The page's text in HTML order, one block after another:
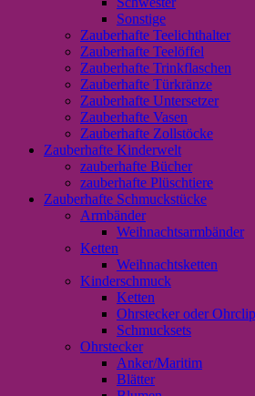
Sonstige
Zauberhafte Teelichthalter
Zauberhafte Teelöffel
Zauberhafte Trinkflaschen
Zauberhafte Türkränze
Zauberhafte Untersetzer
Zauberhafte Vasen
Zauberhafte Zollstöcke
Zauberhafte Kinderwelt
zauberhafte Bücher
zauberhafte Plüschtiere
Zauberhafte Schmuckstücke
Armbänder
Weihnachtsarmbänder
Ketten
Weihnachtsketten
Kinderschmuck
Ketten
Ohrstecker oder
Schmucksets
Ohrstecker
Anker/Maritim
Blätter